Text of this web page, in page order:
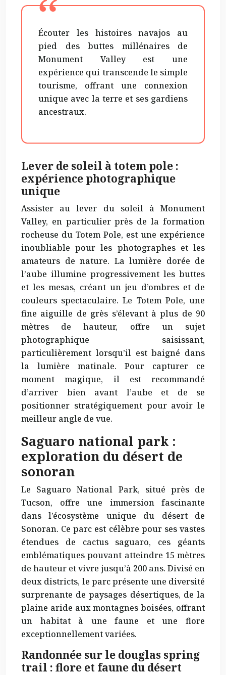
Écouter les histoires navajos au
pied des buttes millénaires de
Monument Valley est une
expérience qui transcende le simple
tourisme, offrant une connexion
unique avec la terre et ses gardiens
ancestraux.
Lever de soleil à totem pole :
expérience photographique
unique
Assister au lever du soleil à Monument
Valley, en particulier près de la formation
rocheuse du Totem Pole, est une expérience
inoubliablepour les photographes et les
amateurs de nature. La lumière dorée de
l’aube illumine progressivement les buttes
et les mesas, créant un jeu d’ombres et de
couleurs spectaculaire. Le Totem Pole, une
fine aiguille de grès s’élevant à plus de 90
mètres de hauteur, offre un sujet
photographique saisissant,
particulièrement lorsqu’il est baigné dans
la lumière matinale. Pour capturer ce
moment magique, il est recommandé
d’arriver bien avant l’aube et de se
positionner stratégiquement pour avoir le
meilleur angle de vue.
Saguaro national park :
exploration du désert de
sonoran
Le Saguaro National Park, situé près de
Tucson, offre une immersion fascinante
dans l’écosystème unique du désert de
Sonoran. Ce parc est célèbre pour ses vastes
étendues de cactus saguaro, ces géants
emblématiques pouvant atteindre 15 mètres
de hauteur et vivre jusqu’à 200 ans. Divisé en
deux districts, le parc présente une diversité
surprenante de paysages désertiques, de la
plaine aride aux montagnes boisées, offrant
un habitat à une faune et une flore
exceptionnellement variées.
Randonnée sur le douglas spring
trail : flore et faune du désert